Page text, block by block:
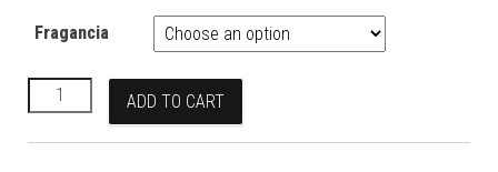
Fragancia
Limpiador Desodorizante Cherry / Limón / Pino x 5 lts.
ADD TO CART